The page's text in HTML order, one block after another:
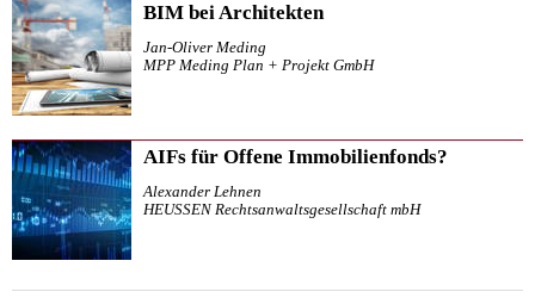
BIM bei Architekten
Jan-Oliver Meding
MPP Meding Plan + Projekt GmbH
AIFs für Offene Immobilienfonds?
Alexander Lehnen
HEUSSEN Rechtsanwaltsgesellschaft mbH